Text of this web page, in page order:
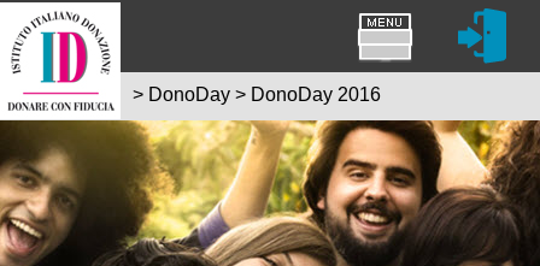
> DonoDay > DonoDay 2016